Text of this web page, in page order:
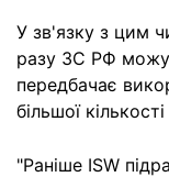
У зв'язку з цим
разу ЗС РФ
передбачає
більшої
"Раніше ISW